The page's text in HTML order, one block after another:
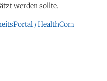
werden sollte.
/ HealthCom